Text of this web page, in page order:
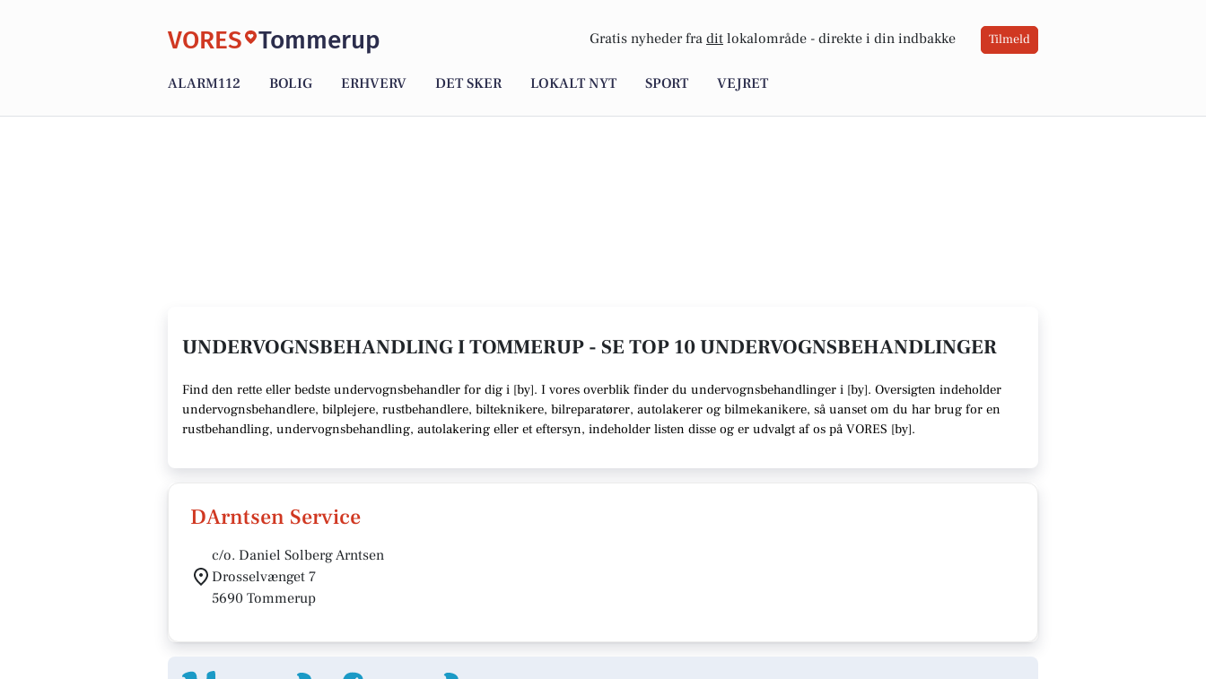
VORES Tommerup Gratis nyheder fra dit lokalområde - direkte i din indbakke Tilmeld
ALARM112 BOLIG ERHVERV DET SKER LOKALT NYT SPORT VEJRET
UNDERVOGNSBEHANDLING I TOMMERUP - SE TOP 10 UNDERVOGNSBEHANDLINGER
Find den rette eller bedste undervognsbehandler for dig i [by]. I vores overblik finder du undervognsbehandlinger i [by]. Oversigten indeholder
undervognsbehandlere, bilplejere, rustbehandlere, bilteknikere, bilreparatører, autolakerer og bilmekanikere, så uanset om du har brug for en
rustbehandling, undervognsbehandling, autolakering eller et eftersyn, indeholder listen disse og er udvalgt af os på VORES [by].
DArntsen Service
c/o. Daniel Solberg Arntsen
Drosselvænget 7
5690 Tommerup